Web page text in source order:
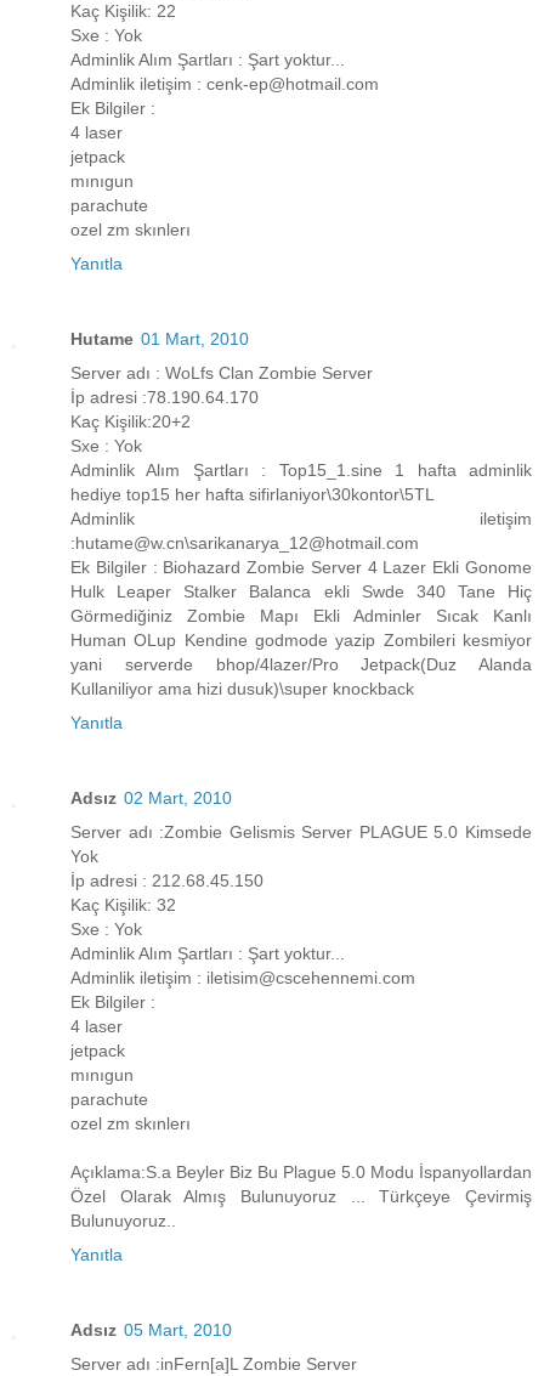
Kaç Kişilik: 22
Sxe : Yok
Adminlik Alım Şartları : Şart yoktur...
Adminlik iletişim : cenk-ep@hotmail.com
Ek Bilgiler :
4 laser
jetpack
mınıgun
parachute
ozel zm skınlerı
Yanıtla
Hutame 01 Mart, 2010
Server adı : WoLfs Clan Zombie Server
İp adresi :78.190.64.170
Kaç Kişilik:20+2
Sxe : Yok
Adminlik Alım Şartları : Top15_1.sine 1 hafta adminlik
hediye top15 her hafta sifirlaniyor\30kontor\5TL
Adminlik iletişim
:hutame@w.cn\sarikanarya_12@hotmail.com
Ek Bilgiler : Biohazard Zombie Server 4 Lazer Ekli Gonome
Hulk Leaper Stalker Balanca ekli Swde 340 Tane Hiç
Görmediğiniz Zombie Mapı Ekli Adminler Sıcak Kanlı
Human OLup Kendine godmode yazip Zombileri kesmiyor
yani serverde bhop/4lazer/Pro Jetpack(Duz Alanda
Kullaniliyor ama hizi dusuk)\super knockback
Yanıtla
Adsız 02 Mart, 2010
Server adı :Zombie Gelismis Server PLAGUE 5.0 Kimsede
Yok
İp adresi : 212.68.45.150
Kaç Kişilik: 32
Sxe : Yok
Adminlik Alım Şartları : Şart yoktur...
Adminlik iletişim : iletisim@cscehennemi.com
Ek Bilgiler :
4 laser
jetpack
mınıgun
parachute
ozel zm skınlerı
Açıklama:S.a Beyler Biz Bu Plague 5.0 Modu İspanyollardan
Özel Olarak Almış Bulunuyoruz ... Türkçeye Çevirmiş
Bulunuyoruz..
Yanıtla
Adsız 05 Mart, 2010
Server adı :inFern[a]L Zombie Server